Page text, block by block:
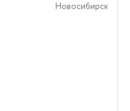
Новосибирск